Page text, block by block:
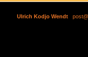
Ulrich Kodjo Wendt|